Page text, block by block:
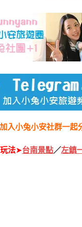
入小兔小安社群一起
法➤台南景點／左鎮